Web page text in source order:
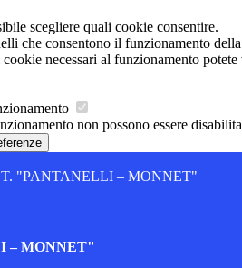
scegliere quali cookie consentire.
che consentono il funzionamento
necessari al funzionamento potete
non possono essere
"PANTANELLI – MONNET"
– MONNET"